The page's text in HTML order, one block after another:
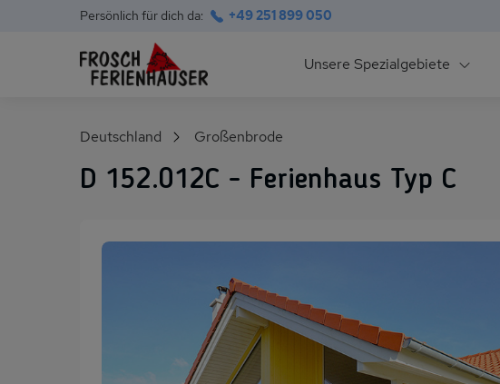
Persönlich für dich da: +49 251 899 050
Suchfeld
Hauptnavigation
Unsere Spezialgebiete
Polnische Ostsee
Skihütten & Chalets im Winter
Gruppenhäuser für den Skiurlaub
Deutschland Großenbrode
D 152.012C - Ferienhaus Typ C